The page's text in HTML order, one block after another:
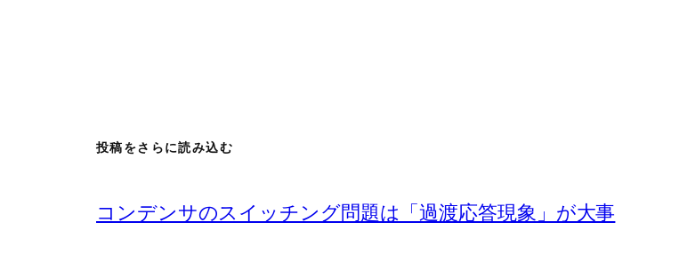
投稿をさらに読み込む
コンデンサのスイッチング問題は「過渡応答現象」が大事